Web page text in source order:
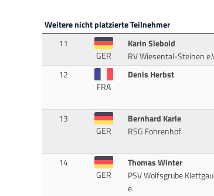
Weitere nicht platzierte Teilnehmer
11
GER
Karin Siebold
RV Wiesental-Steinen
12
FRA
Denis Herbst
13
GER
Bernhard Karle
RSG Fohrenhof
14
GER
Thomas Winter
PSV Wolfsgrube
e.